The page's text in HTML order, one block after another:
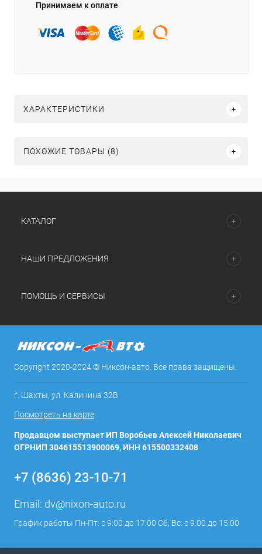
Принимаем к оплате
ХАРАКТЕРИСТИКИ
ПОХОЖИЕ ТОВАРЫ (8)
КАТАЛОГ
НАШИ ПРЕДЛОЖЕНИЯ
ПОМОЩЬ И СЕРВИСЫ
Copyright 2020-2024 © Никсон-авто. Все права защищены.
г. Шахты, ул. Калинина 32В
Посмотреть на карте
Продавцом выступает ИП Воробьев Алексей Николаевич
ОГРНИП 304615513900069, ИНН 615500332408
+7 (8636) 23-10-71
Email: dv@nixon-auto.ru
График работы Пн-Пт: с 9:00 до 17:00 Сб, Вс: с 9:00 до 15:00